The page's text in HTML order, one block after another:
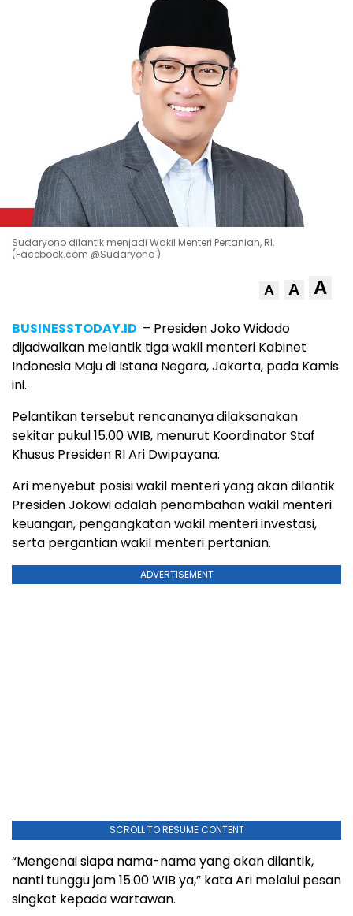
Sudaryono dilantik menjadi Wakil Menteri Pertanian, RI.
(Facebook.com @Sudaryono )
A A A
BUSINESSTODAY.ID – Presiden Joko Widodo
dijadwalkan melantik tiga wakil menteri Kabinet
Indonesia Maju di Istana Negara, Jakarta, pada Kamis
ini.
Pelantikan tersebut rencananya dilaksanakan
sekitar pukul 15.00 WIB, menurut Koordinator Staf
Khusus Presiden RI Ari Dwipayana.
Ari menyebut posisi wakil menteri yang akan dilantik
Presiden Jokowi adalah penambahan wakil menteri
keuangan, pengangkatan wakil menteri investasi,
serta pergantian wakil menteri pertanian.
ADVERTISEMENT
SCROLL TO RESUME CONTENT
“Mengenai siapa nama-nama yang akan dilantik,
nanti tunggu jam 15.00 WIB ya,” kata Ari melalui pesan
singkat kepada wartawan.